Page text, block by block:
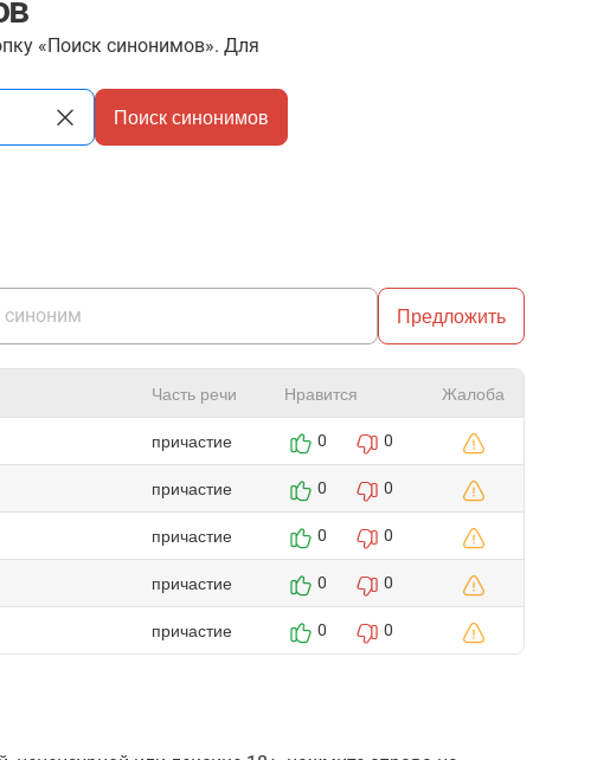
«Поиск синонимов». Для
Поиск синонимов
Предложить
Часть речи Нравится Жалоба
причастие 0 0
причастие 0 0
причастие 0 0
причастие 0 0
причастие 0 0